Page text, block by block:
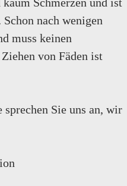
nach wenigen
muss keinen
von Fäden ist
sprechen Sie uns an, wir